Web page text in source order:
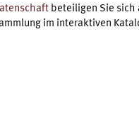
beteiligen Sie sich
im interaktiven